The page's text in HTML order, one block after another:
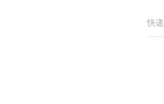
快